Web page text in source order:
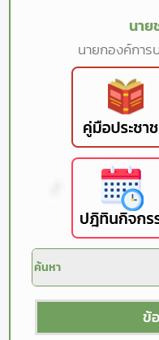
นาย
นายกองค์การ
ข้